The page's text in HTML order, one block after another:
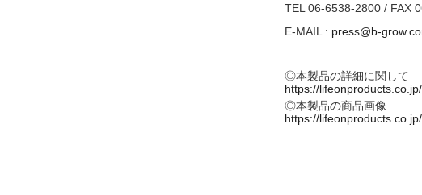
TEL 06-6538-2800 / FAX
E-MAIL : press@b-
◎本製品の詳細に関して
https://
◎本製品の商品画像
https://